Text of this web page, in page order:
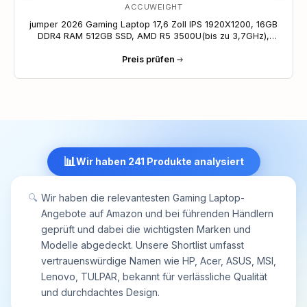
ACCUWEIGHT
jumper 2026 Gaming Laptop 17,6 Zoll IPS 1920X1200, 16GB
DDR4 RAM 512GB SSD, AMD R5 3500U(bis zu 3,7GHz),
Notebook, Vollfunktionale Typ-C/HDMI/WiFi6
Preis prüfen
📊Wir haben 241 Produkte analysiert
🔍 Wir haben die relevantesten Gaming Laptop-
Angebote auf Amazon und bei führenden Händlern
geprüft und dabei die wichtigsten Marken und
Modelle abgedeckt. Unsere Shortlist umfasst
vertrauenswürdige Namen wie HP, Acer, ASUS, MSI,
Lenovo, TULPAR, bekannt für verlässliche Qualität
und durchdachtes Design.